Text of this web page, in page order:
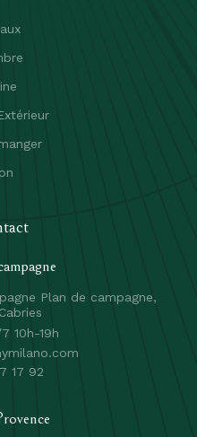
Plan de campagne,
10h-19h
17 92